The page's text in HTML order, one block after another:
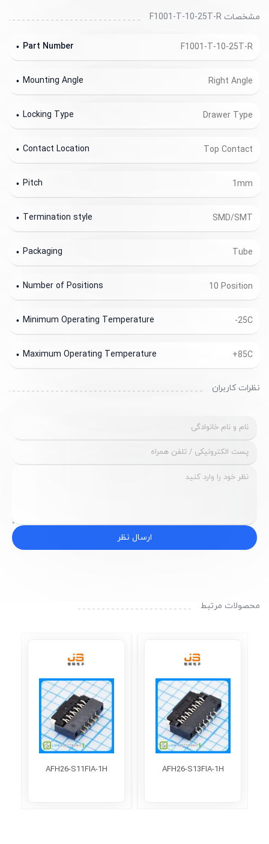
مشخصات F1001-T-10-25T-R
F1001-T-10-25T-R
Part Number
Right Angle
Mounting Angle
Drawer Type
Locking Type
Top Contact
Contact Location
1mm
Pitch
SMD/SMT
Termination style
Tube
Packaging
10 Position
Number of Positions
-25C
Minimum Operating Temperature
+85C
Maximum Operating Temperature
نظرات کاربران
ارسال نظر
محصولات مرتبط
AFH26-S13FIA-1H
AFH26-S11FIA-1H